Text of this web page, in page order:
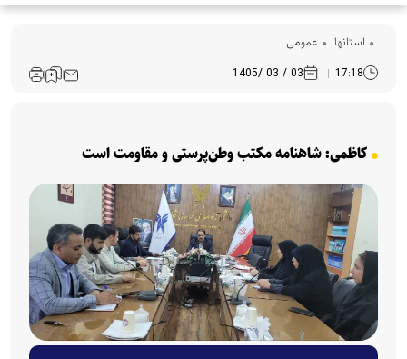
استانها عمومی
17:18
03 / 03 /1405
کاظمی: شاهنامه مکتب وطن‌پرستی و مقاومت است